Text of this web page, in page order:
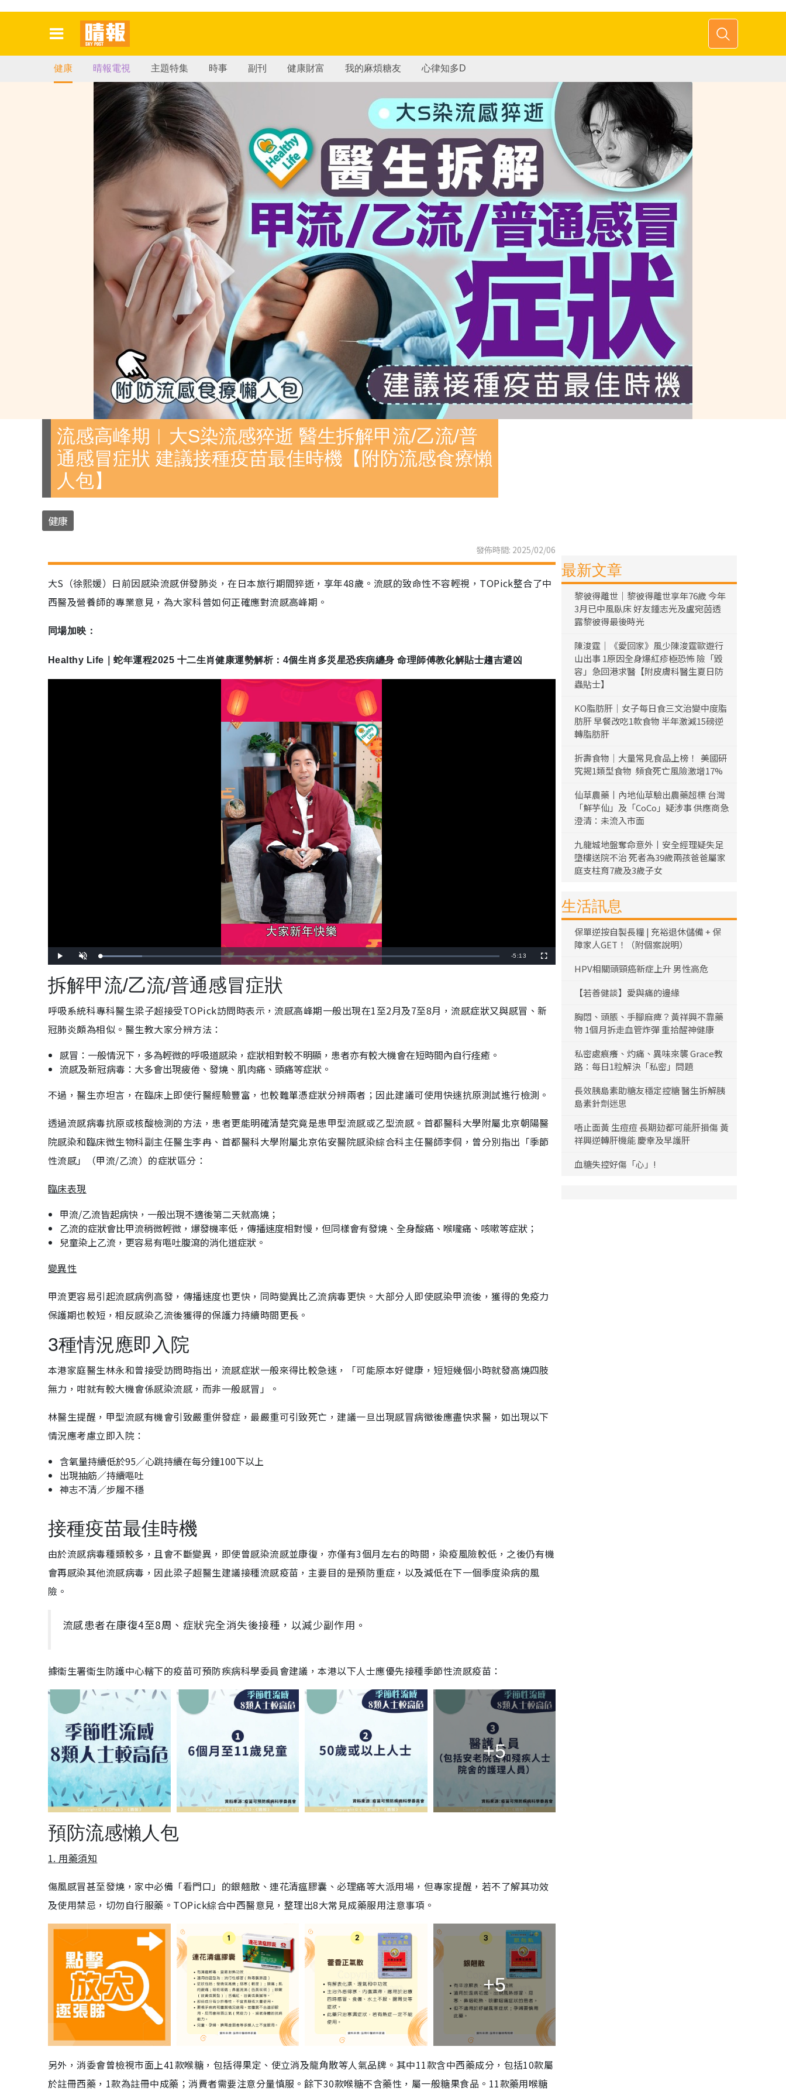
健康 晴報電視 主題特集 時事 副刊 健康財富 我的麻煩糖友 心律知多D
流感高峰期︱大S染流感猝逝 醫生拆解甲流/乙流/普
通感冒症狀 建議接種疫苗最佳時機【附防流感食療懶
人包】
健康
發佈時間: 2025/02/06
大S（徐熙媛）日前因感染流感併發肺炎，在日本旅行期間猝逝，享年48歲。流感的致命性不容輕視，TOPick整合了中
西醫及營養師的專業意見，為大家科普如何正確應對流感高峰期。
同場加映：
Healthy Life｜蛇年運程2025 十二生肖健康運勢解析：4個生肖多災星恐疾病纏身 命理師傅教化解貼士趨吉避凶
播
放
開
啟
效
載
入
:
1
0
5
%
剩
間
-5:13
全
螢
拆解甲流/乙流/普通感冒症狀
呼吸系統科專科醫生梁子超接受TOPick訪問時表示，流感高峰期一般出現在1至2月及7至8月，流感症狀又與感冒、新
冠肺炎頗為相似。醫生教大家分辨方法：
感冒：一般情況下，多為輕微的呼吸道感染，症狀相對較不明顯，患者亦有較大機會在短時間內自行痊癒。
流感及新冠病毒：大多會出現疲倦、發燒、肌肉痛、頭痛等症狀。
不過，醫生亦坦言，在臨床上即使行醫經驗豐富，也較難單憑症狀分辨兩者；因此建議可使用快速抗原測試進行檢測。
透過流感病毒抗原或核酸檢測的方法，患者更能明確清楚究竟是患甲型流感或乙型流感。首都醫科大學附屬北京朝陽醫
院感染和臨床微生物科副主任醫生李冉、首都醫科大學附屬北京佑安醫院感染綜合科主任醫師李侗，曾分別指出「季節
性流感」（甲流/乙流）的症狀區分：
臨床表現
甲流/乙流皆起病快，一般出現不適後第二天就高燒；
乙流的症狀會比甲流稍微輕微，爆發機率低，傳播速度相對慢，但同樣會有發燒、全身酸痛、喉嚨痛、咳嗽等症狀；
兒童染上乙流，更容易有嘔吐腹瀉的消化道症狀。
變異性
甲流更容易引起流感病例高發，傳播速度也更快，同時變異比乙流病毒更快。大部分人即使感染甲流後，獲得的免疫力
保護期也較短，相反感染乙流後獲得的保護力持續時間更長。
3種情況應即入院
本港家庭醫生林永和曾接受訪問時指出，流感症狀一般來得比較急速，「可能原本好健康，短短幾個小時就發高燒四肢
無力，咁就有較大機會係感染流感，而非一般感冒」。
林醫生提醒，甲型流感有機會引致嚴重併發症，最嚴重可引致死亡，建議一旦出現感冒病徵後應盡快求醫，如出現以下
情況應考慮立即入院：
含氧量持續低於95／心跳持續在每分鐘100下以上
出現抽筋／持續嘔吐
神志不清／步履不穩
接種疫苗最佳時機
由於流感病毒種類較多，且會不斷變異，即使曾感染流感並康復，亦僅有3個月左右的時間，染疫風險較低，之後仍有機
會再感染其他流感病毒，因此梁子超醫生建議接種流感疫苗，主要目的是預防重症，以及減低在下一個季度染病的風
險。
流感患者在康復4至8周、症狀完全消失後接種，以減少副作用。
據衞生署衞生防護中心轄下的疫苗可預防疾病科學委員會建議，本港以下人士應優先接種季節性流感疫苗：
+5
預防流感懶人包
1. 用藥須知
傷風感冒甚至發燒，家中必備「看門口」的銀翹散、連花清瘟膠囊、必理痛等大派用場，但專家提醒，若不了解其功效
及使用禁忌，切勿自行服藥。TOPick綜合中西醫意見，整理出8大常見成藥服用注意事項。
+5
另外，消委會曾檢視市面上41款喉糖，包括得果定、使立消及龍角散等人氣品牌。其中11款含中西藥成分，包括10款屬
於註冊西藥，1款為註冊中成藥；消費者需要注意分量慎服。餘下30款喉糖不含藥性，屬一般糖果食品。11款藥用喉糖
最新文章
黎彼得離世｜黎彼得離世享年76歲 今年
3月已中風臥床 好友鍾志光及盧宛茵透
露黎彼得最後時光
陳浚霆｜《愛回家》風少陳浚霆歐遊行
山出事 1原因全身爆紅疹極恐怖 險「毀
容」急回港求醫【附皮膚科醫生夏日防
蟲貼士】
KO脂肪肝｜女子每日食三文治變中度脂
肪肝 早餐改吃1款食物 半年激減15磅逆
轉脂肪肝
折壽食物｜大量常見食品上榜！ 美國研
究揭1類型食物 頻食死亡風險激增17%
仙草農藥丨內地仙草驗出農藥超標 台灣
「鮮芋仙」及「CoCo」疑涉事 供應商急
澄清：未流入市面
九龍城地盤奪命意外丨安全經理疑失足
墮樓送院不治 死者為39歲兩孩爸爸屬家
庭支柱育7歲及3歲子女
生活訊息
保單逆按自製長糧 | 充裕退休儲備 + 保
障家人GET！（附個案說明）
HPV相關頭頸癌新症上升 男性高危
【若善健談】愛與痛的邊緣
胸悶、頭脹、手腳麻痺？黃祥興不靠藥
物 1個月拆走血管炸彈 重拾醒神健康
私密處痕癢、灼痛、異味來襲 Grace教
路：每日1粒解決「私密」問題
長效胰島素助糖友穩定控糖 醫生拆解胰
島素針劑迷思
唔止面黃 生痘痘 長期攰都可能肝損傷 黃
祥興逆轉肝機能 慶幸及早護肝
血糖失控好傷「心」!